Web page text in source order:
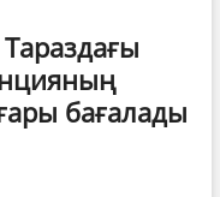
бағалады